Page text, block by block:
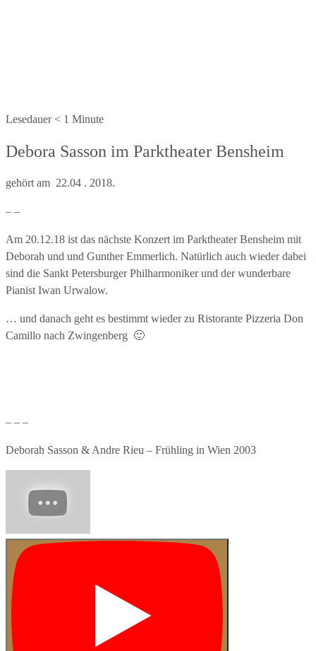
Lesedauer < 1 Minute
Debora Sasson im Parktheater Bensheim
gehört am 22.04 . 2018.
– –
Am 20.12.18 ist das nächste Konzert im Parktheater Bensheim mit
Deborah und und Gunther Emmerlich. Natürlich auch wieder dabei
sind die Sankt Petersburger Philharmoniker und der wunderbare
Pianist Iwan Urwalow.
… und danach geht es bestimmt wieder zu Ristorante Pizzeria Don
Camillo nach Zwingenberg 🙂
– – –
Deborah Sasson & Andre Rieu – Frühling in Wien 2003